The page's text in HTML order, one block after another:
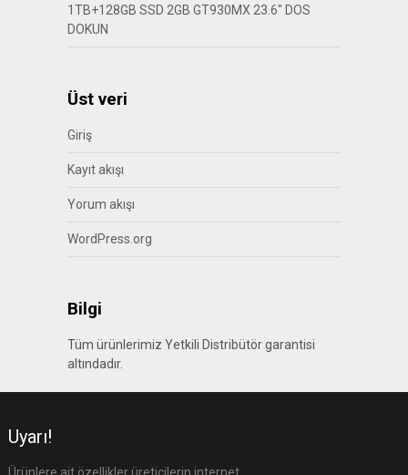
1TB+128GB SSD 2GB GT930MX 23.6″ DOS
DOKUN
Üst veri
Giriş
Kayıt akışı
Yorum akışı
WordPress.org
Bilgi
Tüm ürünlerimiz Yetkili Distribütör garantisi
altındadır.
Uyarı!